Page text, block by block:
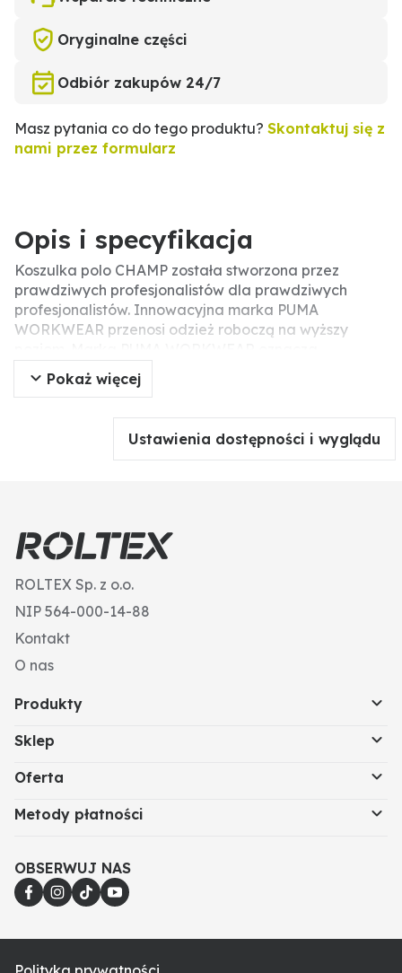
Oryginalne części
Odbiór zakupów 24/7
Masz pytania co do tego produktu? Skontaktuj się z
nami przez formularz
Opis i specyfikacja
Koszulka polo CHAMP została stworzona przez
prawdziwych profesjonalistów dla prawdziwych
profesjonalistów. Innowacyjna marka PUMA
WORKWEAR przenosi odzież roboczą na wyższy
nowoczesne połączenie stylu i odzieży roboczej. Polo
jest prawie zbyt dobre do pracy, tak dobrze wygląda.
Kołnierzyk polo ma harmonijny kontrastowy pasek, a
zakończenia rękawów i obszycia mają
polo dopasowany kształt i sprawiają, że użytkownik
wygląda jeszcze bardziej sportowo, nie rezygnując z
sprawia, że koszulka jest trwała i bardzo łatwa w
pielęgnacji.
Pokaż więcej
Ustawienia dostępności i wyglądu
ROLTEX Sp. z o.o.
NIP 564-000-14-88
Kontakt
O nas
Produkty
Sklep
Oferta
Metody płatności
OBSERWUJ NAS